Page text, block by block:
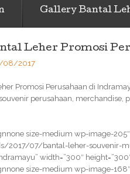
Gallery Bantal
Leher Promosi
08/2017
Promosi Perusahaan di
perusahaan, merchandise,
size-medium wp-image-
2017/07/bantal-leher-souvenir-
width=”300″
size-medium wp-image-